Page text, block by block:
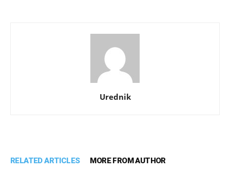
Urednik
RELATED ARTICLES MORE FROM AUTHOR